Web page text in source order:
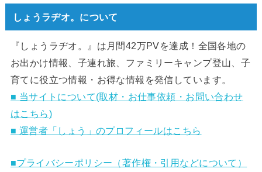
しょうラヂオ。について
『しょうラヂオ。』は月間42万PVを達成！全国各地の
お出かけ情報、子連れ旅、ファミリーキャンプ登山、子
育てに役立つ情報・お得な情報を発信しています。
■ 当サイトについて(取材・お仕事依頼・お問い合わせ
はこちら)
■ 運営者「しょう」のプロフィールはこちら
■プライバシーポリシー（著作権・引用などについて）